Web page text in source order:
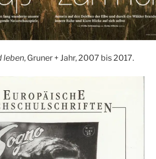
leben, Gruner + Jahr, 2007 bis 2017.